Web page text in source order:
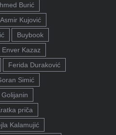
Burić
Asmir Kujović
Buybook
Enver Kazaz
Ferida Duraković
Simić
priča
Kalamujić